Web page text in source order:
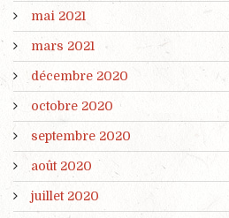
mai 2021
mars 2021
décembre 2020
octobre 2020
septembre 2020
août 2020
juillet 2020